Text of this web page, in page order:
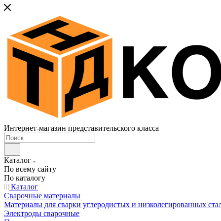
Интернет-магазин представительского класса
Каталог
По всему сайту
По каталогу
Каталог
Сварочные материалы
Материалы для сварки углеродистых и низколегированных
Электроды сварочные